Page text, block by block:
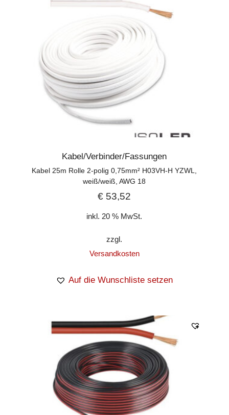
Kabel/Verbinder/Fassungen
Kabel 25m Rolle 2-polig 0,75mm² H03VH-H YZWL,
weiß/weiß, AWG 18
€ 53,52
inkl. 20 % MwSt.
zzgl.
Versandkosten
Auf die Wunschliste setzen